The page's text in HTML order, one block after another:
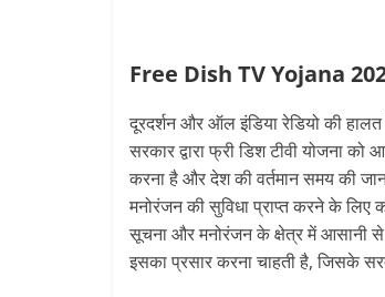
Free Dish TV Yojana
दूरदर्शन और ऑल इंडिया रेडियो की
सरकार द्वारा फ्री डिश टीवी योजना
करना है और देश की वर्तमान समय की
मनोरंजन की सुविधा प्राप्त करने के लिए
सूचना और मनोरंजन के क्षेत्र में आसानी से
इसका प्रसार करना चाहती है, जिसके